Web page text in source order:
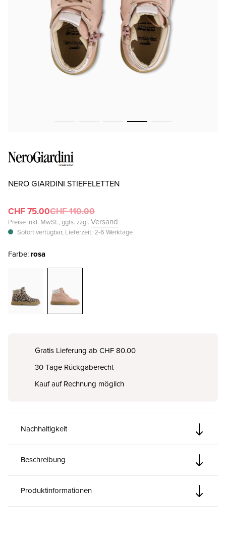
NERO GIARDINI STIEFELETTEN
CHF 75.00CHF 110.00
Preise inkl. MwSt., ggfs. zzgl. Versand
Sofort verfügbar, Lieferzeit: 2-6 Werktage
Farbe: rosa
Gratis Lieferung ab CHF 80.00
30 Tage Rückgaberecht
Kauf auf Rechnung möglich
Nachhaltigkeit
Beschreibung
Produktinformationen